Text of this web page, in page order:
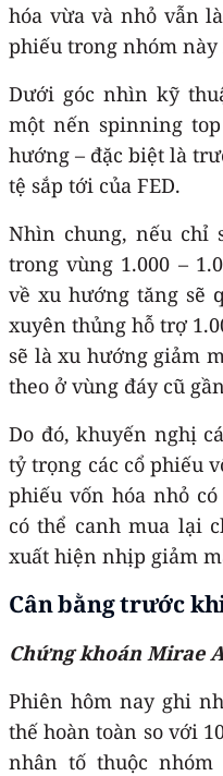
hóa vừa và nhỏ vẫn
phiếu trong nhóm
Dưới góc nhìn kỹ
một nến spinning
hướng – đặc biệt là
tệ sắp tới của FED.
Nhìn chung, nếu chỉ
trong vùng 1.000 –
về xu hướng tăng sẽ
xuyên thủng hỗ trợ
sẽ là xu hướng giảm
theo ở vùng đáy cũ
Do đó, khuyến nghị
tỷ trọng các cổ phiếu
phiếu vốn hóa nhỏ
có thể canh mua lại
xuất hiện nhịp giảm
Cân bằng trước
Chứng khoán Mirae
Phiên hôm nay ghi
thế hoàn toàn so với
nhân tố thuộc